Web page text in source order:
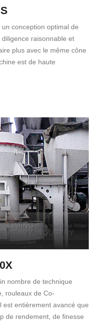
conception optimal de
raisonnable et
plus avec le même cône
est de haute
nombre de technique
rouleaux de Co-
est entièrement avancé que
de rendement, de finesse